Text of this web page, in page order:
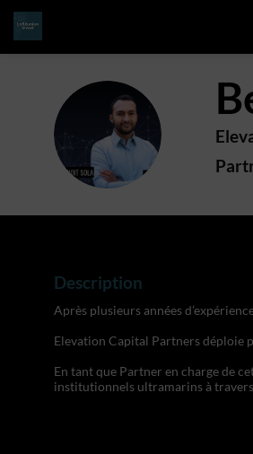
BS
Description
Après plusieurs années
Elevation Capital Partners déploie
En tant que Partner en charge de
institutionnels ultramarins à